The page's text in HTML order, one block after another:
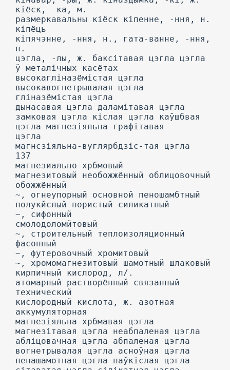
кіёск, -ка, м.
размеркавальны кіёск кіпенне, -ння, н.
кіпёць
кіпячэнне, -ння, н., гата-ванне, -ння,
н.
цэгла, -лы, ж. баксітавая цэгла цэгла
ў металічных касётах
высокагліназёмістая цэгла
высокавогнетрывалая цэгла
гліназёмістая цэгла
дынасавая цэгла даламітавая цэгла
замковая цэгла кіслая цэгла каўшбвая
цэгла магнезіяльна-графітавая
цэгла
магнсзіяльна-вуглярбдзіс-тая цэгла
137
магнезиально-хрбмовый
магнезитовый необожжённый облицовочный
обожжённый
~, огнеупорный основной пеношамбтный
полукйслый пористый силикатный
~, сифонный
смолодоломйтовый
~, строительный теплоизоляционный
фасонный
~, футеровочный хромитовый
~, хромомагнезитовый шамотный шлаковый
кирпичный кислород, л/.
атомарный растворённый связанный
технический
кислородный кислота, ж. азотная
аккумуляторная
магнезіяльна-хрбмавая цэгла
магнезітавая цэгла неабпаленая цэгла
абліцовачная цэгла абпаленая цэгла
вогнетрывалая цэгла асноўная цэгла
пенашамотная цэгла паўкіслая цэгла